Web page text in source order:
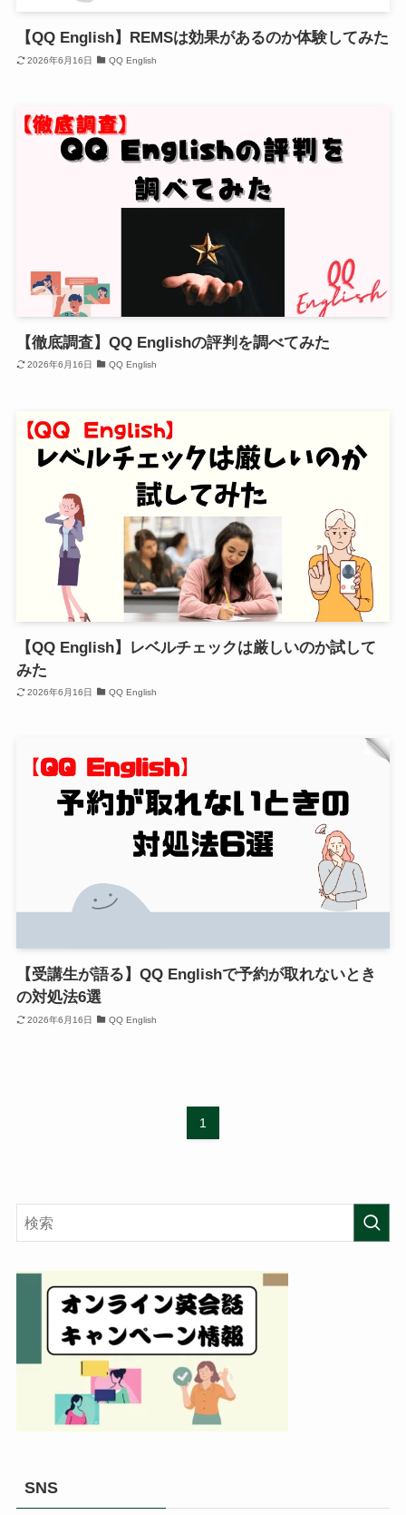
【QQ English】REMSは効果があるのか体験してみた
2026年6月16日 QQ English
【徹底調査】QQ Englishの評判を調べてみた
2026年6月16日 QQ English
【QQ English】レベルチェックは厳しいのか試して
みた
2026年6月16日 QQ English
【受講生が語る】QQ Englishで予約が取れないとき
の対処法6選
2026年6月16日 QQ English
1
SNS